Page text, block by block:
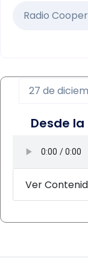
Radio
27 de
Desde
Ver